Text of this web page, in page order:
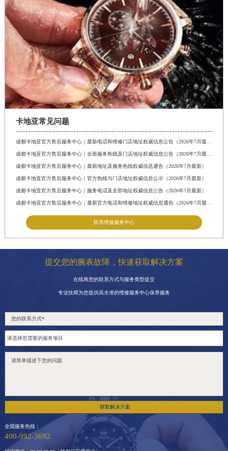
卡地亚常见问题
成都卡地亚官方售后服务中心｜最新地址及服务热线权威信息通告（2026年7月最新）
成都卡地亚官方售后服务中心｜官方热线与门店地址权威信息公示（2026年7月最新）
成都卡地亚官方售后服务中心｜服务电话及全部地址权威信息公告（2026年7月最新）
联系维修服务中心
提交您的腕表故障，快速获取解决方案
在线将您的联系方式与服务类型提交
专业技师为您提供高水准的维修服务中心保养服务
获取解决方案
全国服务热线：
400-992-3692